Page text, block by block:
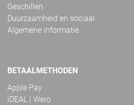
Geschillen
Duurzaamheid en sociaal
Algemene informatie
BETAALMETHODEN
Apple Pay
iDEAL | Wero